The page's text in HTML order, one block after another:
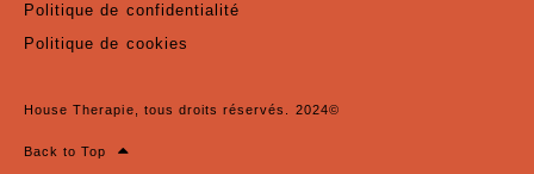
Politique de confidentialité
Politique de cookies
House Therapie, tous droits réservés. 2024©
Back to Top